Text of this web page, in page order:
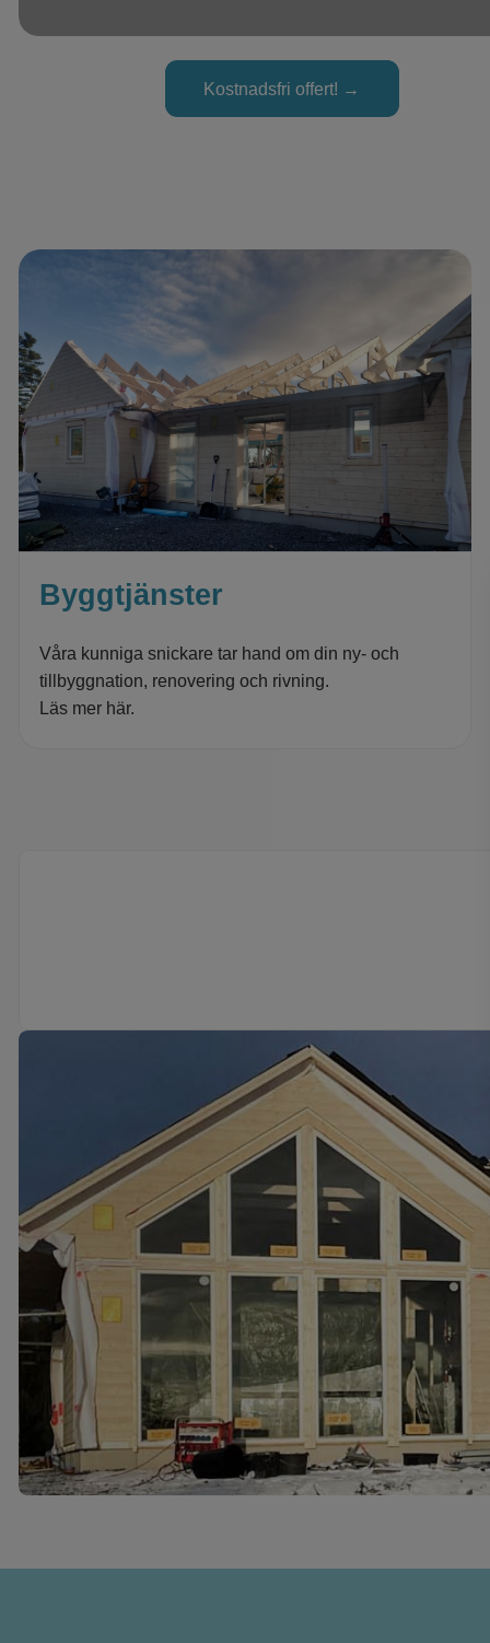
Kostnadsfri offert! →
Byggtjänster
Våra kunniga snickare tar hand om din ny- och
tillbyggnation, renovering och rivning.
Läs mer här.